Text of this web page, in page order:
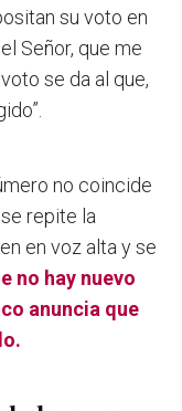
su voto en
Señor, que me
se da al que,
no coincide
repite la
en voz alta y se
no hay nuevo
anuncia que